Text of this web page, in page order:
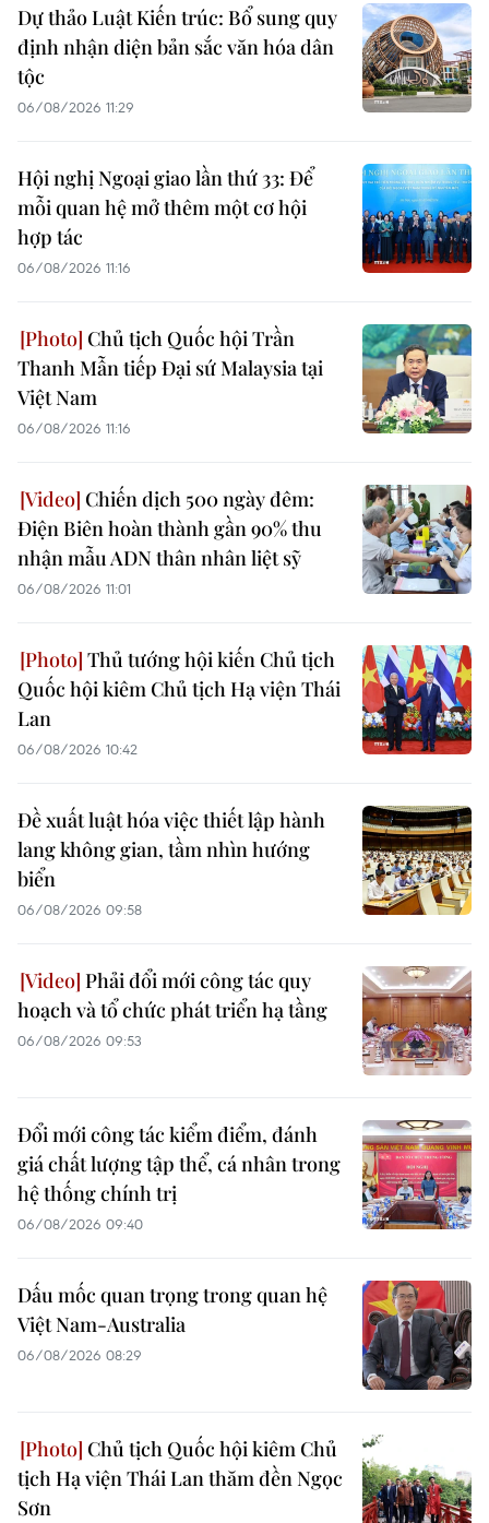
Dự thảo Luật Kiến trúc: Bổ sung quy
định nhận diện bản sắc văn hóa dân
tộc
06/08/2026 11:29
Hội nghị Ngoại giao lần thứ 33: Để
mỗi quan hệ mở thêm một cơ hội
hợp tác
06/08/2026 11:16
Chủ tịch Quốc hội Trần
Thanh Mẫn tiếp Đại sứ Malaysia tại
Việt Nam
06/08/2026 11:16
Chiến dịch 500 ngày đêm:
Điện Biên hoàn thành gần 90% thu
nhận mẫu ADN thân nhân liệt sỹ
06/08/2026 11:01
Thủ tướng hội kiến Chủ tịch
Quốc hội kiêm Chủ tịch Hạ viện Thái
Lan
06/08/2026 10:42
Đề xuất luật hóa việc thiết lập hành
lang không gian, tầm nhìn hướng
biển
06/08/2026 09:58
Phải đổi mới công tác quy
hoạch và tổ chức phát triển hạ tầng
06/08/2026 09:53
Đổi mới công tác kiểm điểm, đánh
giá chất lượng tập thể, cá nhân trong
hệ thống chính trị
06/08/2026 09:40
Dấu mốc quan trọng trong quan hệ
Việt Nam-Australia
06/08/2026 08:29
Chủ tịch Quốc hội kiêm Chủ
tịch Hạ viện Thái Lan thăm đền Ngọc
Sơn